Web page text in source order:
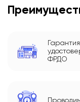
ФРДО